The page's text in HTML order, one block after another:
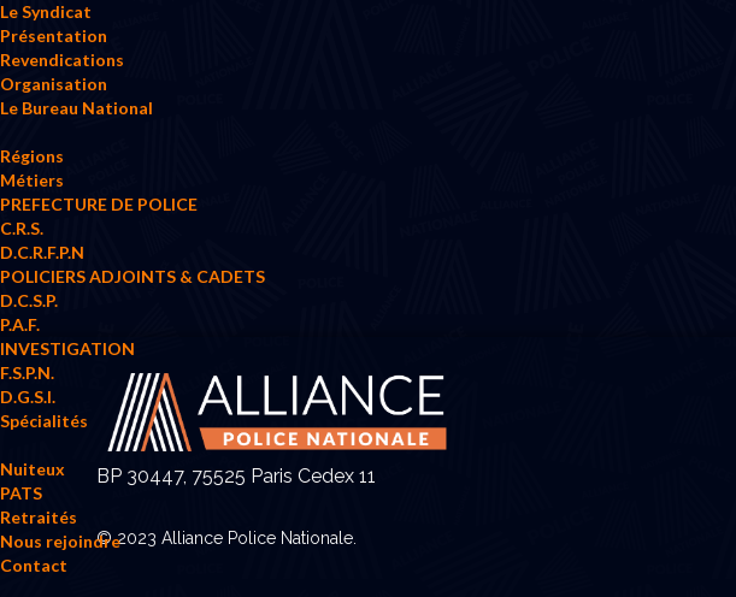
Le Syndicat
Présentation
Revendications
Organisation
Le Bureau National
Régions
Métiers
PREFECTURE DE POLICE
C.R.S.
D.C.R.F.P.N
POLICIERS ADJOINTS & CADETS
D.C.S.P.
P.A.F.
INVESTIGATION
F.S.P.N.
D.G.S.I.
Spécialités
Nuiteux
PATS
Retraités
Nous rejoindre
Contact
BP 30447, 75525 Paris Cedex 11
© 2023 Alliance Police Nationale.